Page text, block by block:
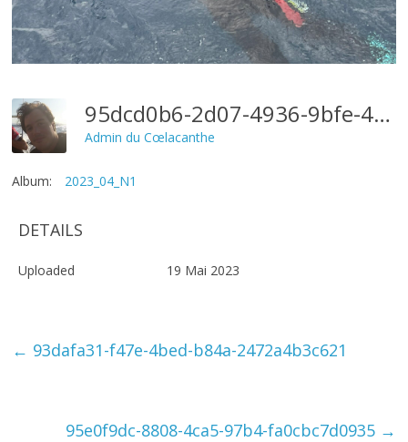
95dcd0b6-2d07-4936-9bfe-4de5cfccda30
Admin du Cœlacanthe
Album: 2023_04_N1
DETAILS
Uploaded 19 Mai 2023
← 93dafa31-f47e-4bed-b84a-2472a4b3c621
95e0f9dc-8808-4ca5-97b4-fa0cbc7d0935 →